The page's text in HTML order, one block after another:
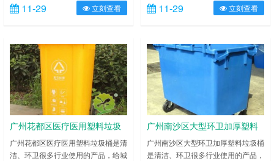
所带来清洁、卫生和环保。它在现实
生活中是无处不在的一种环保产品，
用，其中 66%是铁皮、木制的垃圾
桶，可特循环利用的塑料垃圾桶只占
30%塑料垃圾桶还存在很大的使用
空间。那么塑料垃圾桶的材质一般是
什么呢？ 广州黄埔区单筒脚踏式
加……
11-29 立刻查看
清洁、卫生和环保。它在现实生活中
是无处不在的一种环保产品，在 中
其中 66%是铁皮、木制的垃圾桶，
可特循环利用的塑料垃圾桶只占
30%塑料垃圾桶还存在很大的使用
空间。那么塑料垃圾桶的材质一般是
什么呢？ 广州番禺区环保脚踏式塑
料垃……
11-29 立刻查看
广州花都区医疗医用塑料垃圾
桶生产厂家
广州花都区医疗医用塑料垃圾桶是清
洁、环卫很多行业使用的产品，给城
广州南沙区大型环卫加厚塑料
垃圾桶批发
广州南沙区大型环卫加厚塑料垃圾桶
是清洁、环卫很多行业使用的产品，